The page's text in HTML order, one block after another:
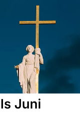
Juni